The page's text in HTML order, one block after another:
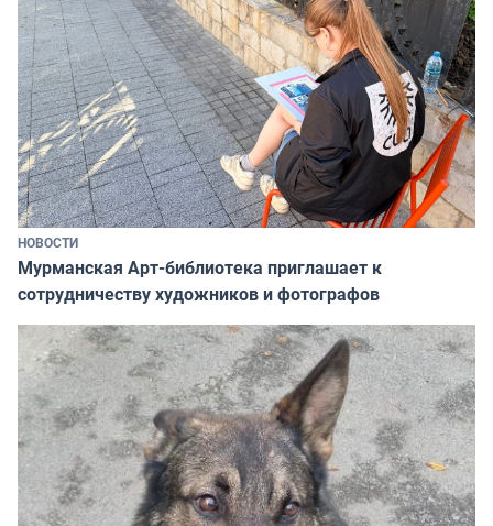
НОВОСТИ
Мурманская Арт-библиотека приглашает к
сотрудничеству художников и фотографов